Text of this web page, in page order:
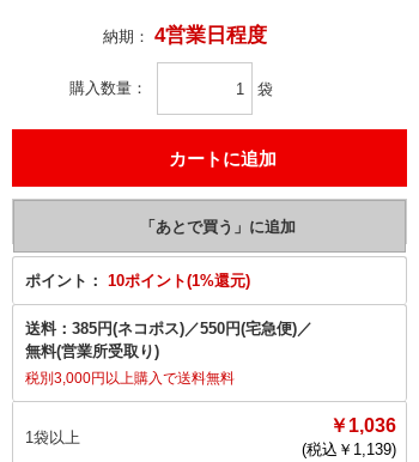
納期： 4営業日程度
購入数量 袋
ポイント： 10ポイント(1%還元)
送料： 385円(ネコポス)／550円(宅急便)／
無料(営業所受取り)
税別3,000円以上購入で送料無料
1袋以上
￥1,036
(税込￥ 1,139)